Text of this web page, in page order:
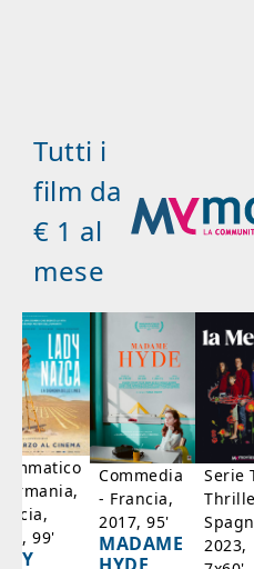
Tutti i
film da
€ 1 al
mese
99'
Commedia
- Francia,
2017, 95'
MADAME
Serie
2023,